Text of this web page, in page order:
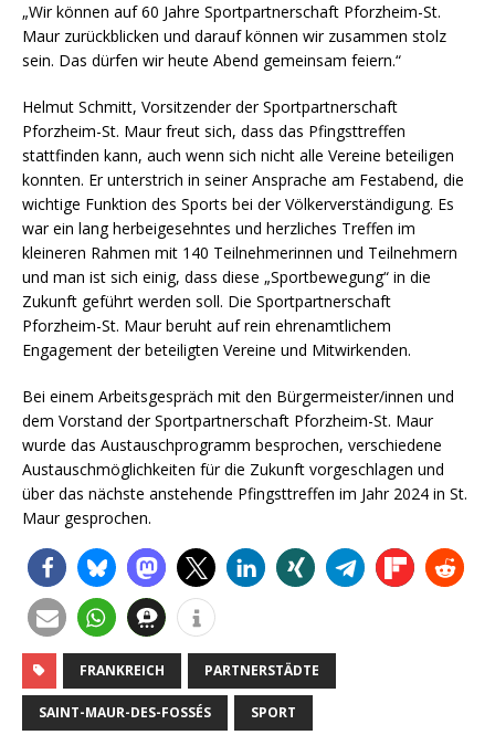
„Wir können auf 60 Jahre Sportpartnerschaft Pforzheim-St.
Maur zurückblicken und darauf können wir zusammen stolz
sein. Das dürfen wir heute Abend gemeinsam feiern.“
Helmut Schmitt, Vorsitzender der Sportpartnerschaft
Pforzheim-St. Maur freut sich, dass das Pfingsttreffen
stattfinden kann, auch wenn sich nicht alle Vereine beteiligen
konnten. Er unterstrich in seiner Ansprache am Festabend, die
wichtige Funktion des Sports bei der Völkerverständigung. Es
war ein lang herbeigesehntes und herzliches Treffen im
kleineren Rahmen mit 140 Teilnehmerinnen und Teilnehmern
und man ist sich einig, dass diese „Sportbewegung“ in die
Zukunft geführt werden soll. Die Sportpartnerschaft
Pforzheim-St. Maur beruht auf rein ehrenamtlichem
Engagement der beteiligten Vereine und Mitwirkenden.
Bei einem Arbeitsgespräch mit den Bürgermeister/innen und
dem Vorstand der Sportpartnerschaft Pforzheim-St. Maur
wurde das Austauschprogramm besprochen, verschiedene
Austauschmöglichkeiten für die Zukunft vorgeschlagen und
über das nächste anstehende Pfingsttreffen im Jahr 2024 in St.
Maur gesprochen.
FRANKREICH PARTNERSTÄDTE
SAINT-MAUR-DES-FOSSÉS SPORT